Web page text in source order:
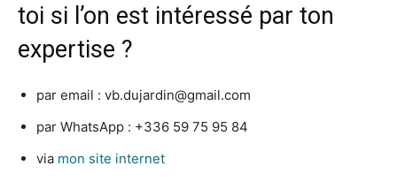
toi si l’on est intéressé par ton
expertise ?
par email : vb.dujardin@gmail.com
par WhatsApp : +336 59 75 95 84
via mon site internet